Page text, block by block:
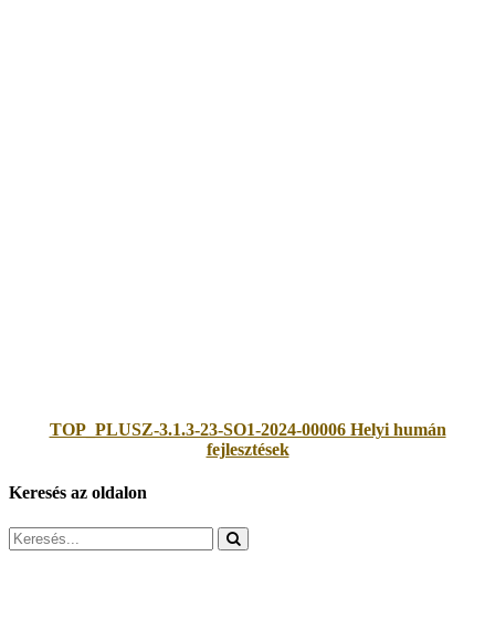
TOP_PLUSZ-3.1.3-23-SO1-2024-00006 Helyi humán
fejlesztések
Keresés az oldalon
Search
for: